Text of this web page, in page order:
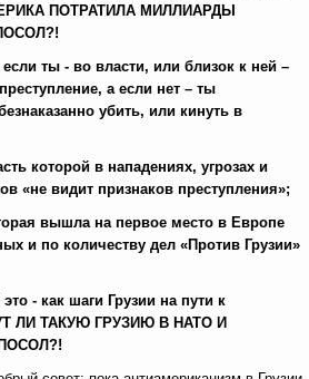
ПОТРАТИЛА МИЛЛИАРДЫ
если ты - во власти, или близок к ней –
а если нет – ты
убить, или кинуть в
которой в нападениях, угрозах и
«не видит признаков преступления»;
вышла на первое место в Европе
и по количеству дел «Против Грузии»
- как шаги Грузии на пути к
ЛИ ТАКУЮ ГРУЗИЮ В НАТО И